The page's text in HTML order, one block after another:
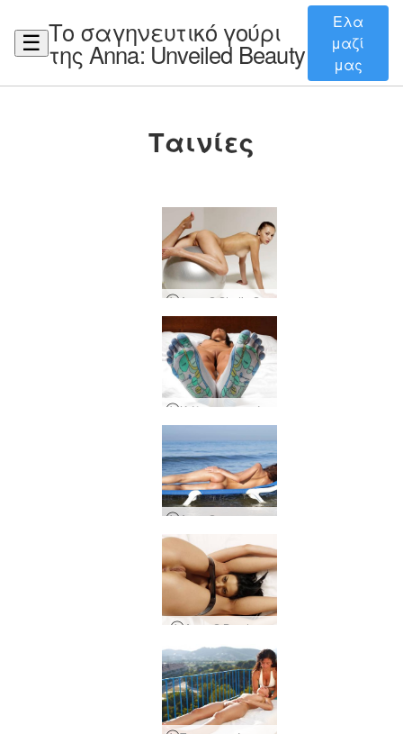
☰ Το σαγηνευτικό γούρι
της Anna: Unveiled Beauty
Ελα
μαζί
μας
Ταινίες
Anna S Studio Session
Anna S στην παραλία
Anna S Bondage